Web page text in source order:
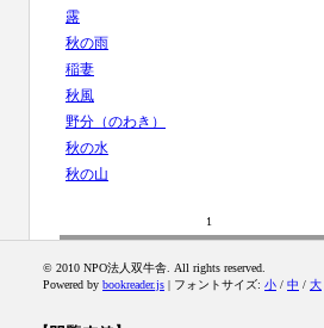
露
秋の雨
稲妻
秋風
野分（のわき）
秋の水
秋の山
1
© 2010 NPO法人双牛舎. All rights reserved.
Powered by bookreader.js | フォントサイズ: 小 / 中 / 大